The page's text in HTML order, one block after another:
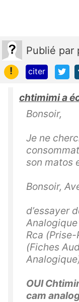
Publié par
!
citer
chtimimi a
Bonsoir,
Je ne
son matos
Bonsoir,
d’essayer
Rca
(Fiches
OUI
cam